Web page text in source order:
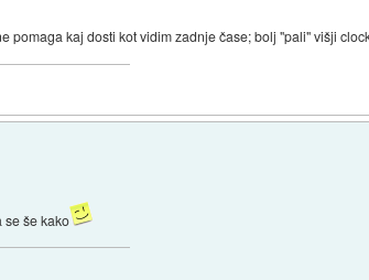
kaj dosti kot vidim zadnje čase; bolj "pali" višji
se še kako